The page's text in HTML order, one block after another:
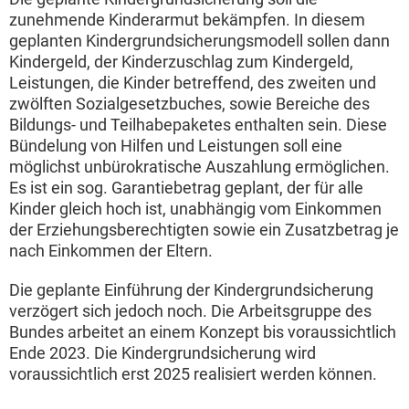
zunehmende Kinderarmut bekämpfen. In diesem
geplanten Kindergrundsicherungsmodell sollen dann
Kindergeld, der Kinderzuschlag zum Kindergeld,
Leistungen, die Kinder betreffend, des zweiten und
zwölften Sozialgesetzbuches, sowie Bereiche des
Bildungs- und Teilhabepaketes enthalten sein. Diese
Bündelung von Hilfen und Leistungen soll eine
möglichst unbürokratische Auszahlung ermöglichen.
Es ist ein sog. Garantiebetrag geplant, der für alle
Kinder gleich hoch ist, unabhängig vom Einkommen
der Erziehungsberechtigten sowie ein Zusatzbetrag je
nach Einkommen der Eltern.
Die geplante Einführung der Kindergrundsicherung
verzögert sich jedoch noch. Die Arbeitsgruppe des
Bundes arbeitet an einem Konzept bis voraussichtlich
Ende 2023. Die Kindergrundsicherung wird
voraussichtlich erst 2025 realisiert werden können.